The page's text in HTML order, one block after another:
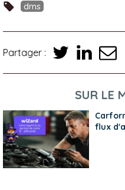
dms
Partager :
SUR LE
flux